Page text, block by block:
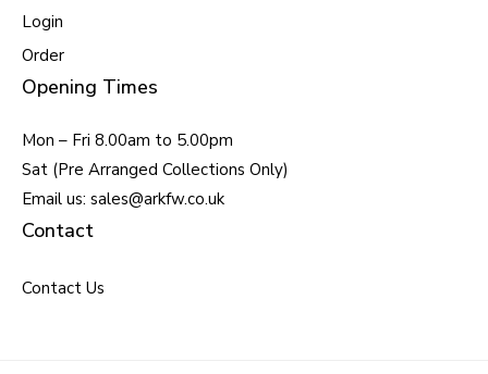
Login
Order
Opening Times
Mon – Fri 8.00am to 5.00pm
Sat (Pre Arranged Collections Only)
Email us: sales@arkfw.co.uk
Contact
Contact Us